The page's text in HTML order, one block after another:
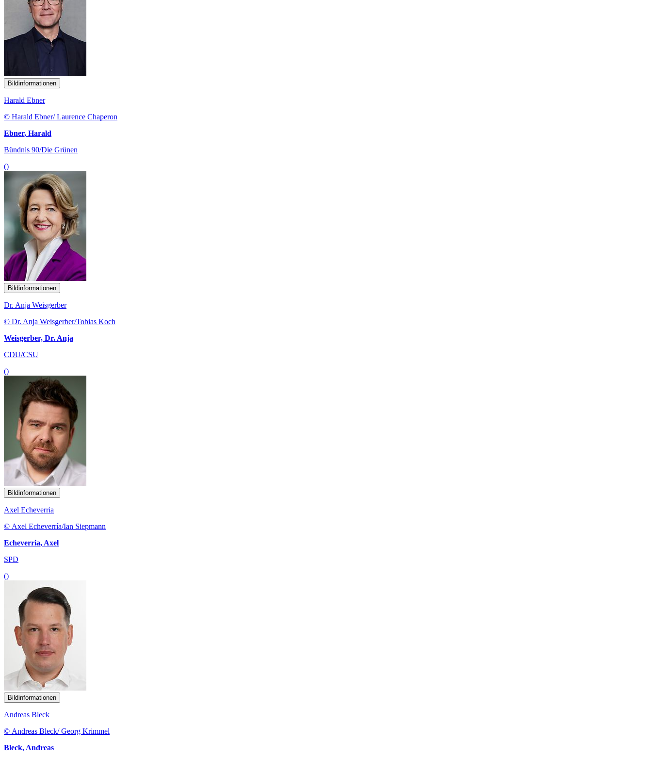
Bildinformationen
Harald Ebner
© Harald Ebner/ Laurence Chaperon
Ebner, Harald
Bündnis 90/Die Grünen
()
Bildinformationen
Dr. Anja Weisgerber
© Dr. Anja Weisgerber/Tobias Koch
Weisgerber, Dr. Anja
CDU/CSU
()
Bildinformationen
Axel Echeverria
© Axel Echeverría/Ian Siepmann
Echeverria, Axel
SPD
()
Bildinformationen
Andreas Bleck
© Andreas Bleck/ Georg Krimmel
Bleck, Andreas